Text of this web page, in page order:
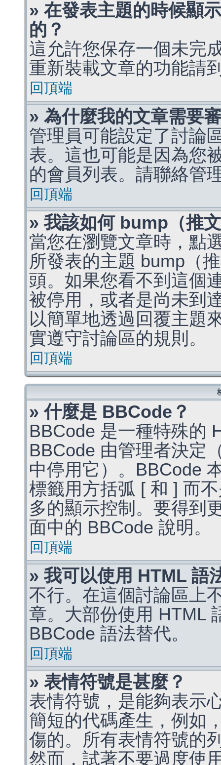
» 在發表主題的時候顯
的？
這允許您保存一個未完
重新裝載文章的功能請
回頂端
» 為什麼我的文章需要
管理員可能設定了討論
表。這也可能是因為您
的會員列表。請聯絡管
回頂端
» 我該如何 bump（推
當您在瀏覽文章時，點
所發表的主題 bump（
頭。如果您看不到這個
被停用，或者是尚未到
以簡單地透過回覆主題
實遵守討論區的規則。
回頂端
» 什麼是 BBCode？
BBCode 是一種特殊的
BBCode 由管理者決定
中停用它）。BBCode
標籤用方括弧 [ 和 ] 而
多的顯示控制。要得到
面中的 BBCode 說明。
回頂端
» 我可以使用 HTML 語
不行。在這個討論區上
章。大部份使用 HTML
BBCode 語法替代。
回頂端
» 表情符號是甚麼？
表情符號，是能夠表示
簡短的代碼產生，例如
傷的。所有表情符號的
然而，試著不要過度使